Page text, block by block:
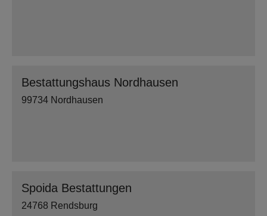
Bestattungshaus Nordhausen
99734 Nordhausen
Spoida Bestattungen
24768 Rendsburg